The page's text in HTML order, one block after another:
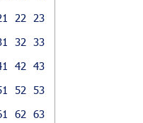
22
23
32
33
42
43
52
53
62
63